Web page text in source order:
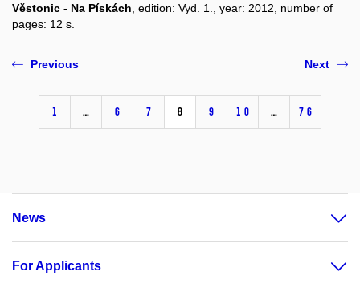
Věstonic - Na Pískách , edition: Vyd. 1., year: 2012, number of
pages: 12 s.
Previous
1 … 6 7 8 9 10 … 76
Next
News
For Applicants